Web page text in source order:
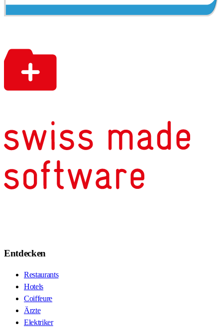
Entdecken
Restaurants
Hotels
Coiffeure
Ärzte
Elektriker